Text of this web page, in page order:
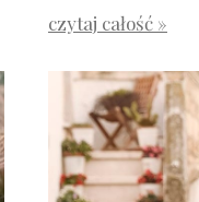
czytaj całość »